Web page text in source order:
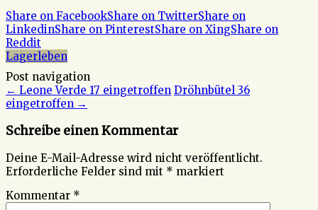
Share on FacebookShare on TwitterShare on
LinkedinShare on PinterestShare on XingShare on
Reddit
Lagerleben
Post navigation
← Leone Verde 17 eingetroffen Dröhnbütel 36
eingetroffen →
Schreibe einen Kommentar
Deine E-Mail-Adresse wird nicht veröffentlicht.
Erforderliche Felder sind mit * markiert
Kommentar *